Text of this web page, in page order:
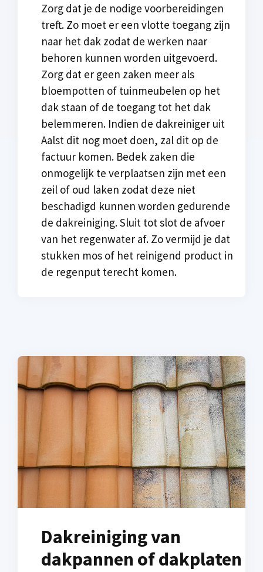
Zorg dat je de nodige voorbereidingen
treft. Zo moet er een vlotte toegang zijn
naar het dak zodat de werken naar
behoren kunnen worden uitgevoerd.
Zorg dat er geen zaken meer als
bloempotten of tuinmeubelen op het
dak staan of de toegang tot het dak
belemmeren. Indien de dakreiniger uit
Aalst dit nog moet doen, zal dit op de
factuur komen. Bedek zaken die
onmogelijk te verplaatsen zijn met een
zeil of oud laken zodat deze niet
beschadigd kunnen worden gedurende
de dakreiniging. Sluit tot slot de afvoer
van het regenwater af. Zo vermijd je dat
stukken mos of het reinigend product in
de regenput terecht komen.
Dakreiniging van
dakpannen of dakplaten